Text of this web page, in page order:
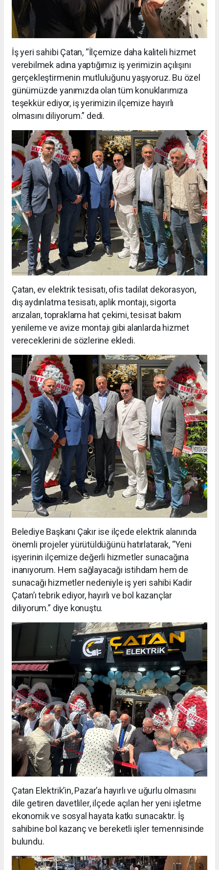
İş yeri sahibi Çatan, “İlçemize daha kaliteli hizmet
verebilmek adına yaptığımız iş yerimizin açılışını
gerçekleştirmenin mutluluğunu yaşıyoruz. Bu özel
günümüzde yanımızda olan tüm konuklarımıza
teşekkür ediyor, iş yerimizin ilçemize hayırlı
olmasını diliyorum.” dedi.
Çatan, ev elektrik tesisatı, ofis tadilat dekorasyon,
dış aydınlatma tesisatı, aplik montajı, sigorta
arızaları, topraklama hat çekimi, tesisat bakım
yenileme ve avize montajı gibi alanlarda hizmet
vereceklerini de sözlerine ekledi.
Belediye Başkanı Çakır ise ilçede elektrik alanında
önemli projeler yürütüldüğünü hatırlatarak, “Yeni
işyerinin ilçemize değerli hizmetler sunacağına
inanıyorum. Hem sağlayacağı istihdam hem de
sunacağı hizmetler nedeniyle iş yeri sahibi Kadir
Çatan’ı tebrik ediyor, hayırlı ve bol kazançlar
diliyorum.” diye konuştu.
Çatan Elektrik’in, Pazar’a hayırlı ve uğurlu olmasını
dile getiren davetliler, ilçede açılan her yeni işletme
ekonomik ve sosyal hayata katkı sunacaktır. İş
sahibine bol kazanç ve bereketli işler temennisinde
bulundu.